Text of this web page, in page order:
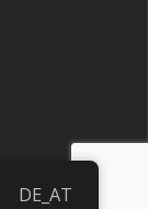
DE_AT